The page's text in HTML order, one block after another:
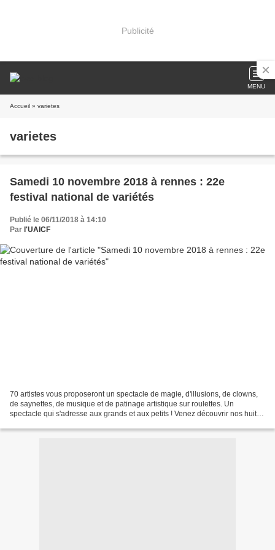
Publicité
MENU
Accueil » varietes
varietes
Samedi 10 novembre 2018 à rennes : 22e
festival national de variétés
Publié le 06/11/2018 à 14:10
Par l'UAICF
70 artistes vous proposeront un spectacle de magie, d'illusions, de clowns,
de saynettes, de musique et de patinage artistique sur roulettes. Un
spectacle qui s'adresse aux grands et aux petits ! Venez découvrir nos huit